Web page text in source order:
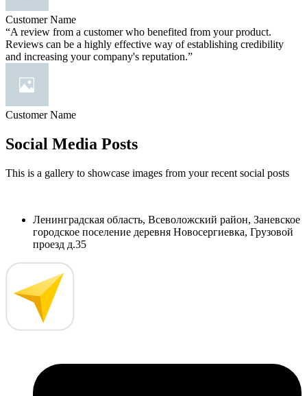
Customer Name
“A review from a customer who benefited from your product.
Reviews can be a highly effective way of establishing credibility
and increasing your company's reputation.”
Customer Name
Social Media Posts
This is a gallery to showcase images from your recent social posts
Ленинградская область, Всеволожский район, Заневское
городское поселение деревня Новосергиевка, Грузовой
проезд д.35